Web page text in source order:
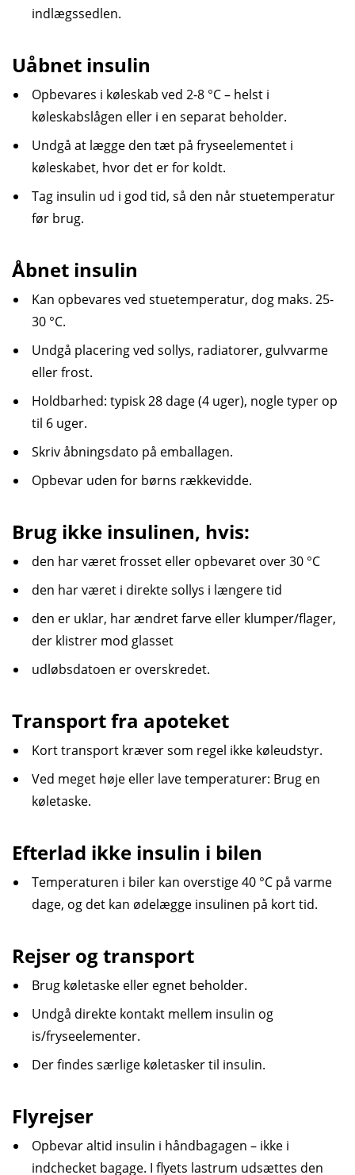
indlægssedlen.
Uåbnet insulin
Opbevares i køleskab ved 2-8 °C – helst i
køleskabslågen eller i en separat beholder.
Undgå at lægge den tæt på fryseelementet i
køleskabet, hvor det er for koldt.
Tag insulin ud i god tid, så den når stuetemperatur
før brug.
Åbnet insulin
Kan opbevares ved stuetemperatur, dog maks. 25-
30 °C.
Undgå placering ved sollys, radiatorer, gulvvarme
eller frost.
Holdbarhed: typisk 28 dage (4 uger), nogle typer op
til 6 uger.
Skriv åbningsdato på emballagen.
Opbevar uden for børns rækkevidde.
Brug ikke insulinen, hvis:
den har været frosset eller opbevaret over 30 °C
den har været i direkte sollys i længere tid
den er uklar, har ændret farve eller klumper/flager,
der klistrer mod glasset
udløbsdatoen er overskredet.
Transport fra apoteket
Kort transport kræver som regel ikke køleudstyr.
Ved meget høje eller lave temperaturer: Brug en
køletaske.
Efterlad ikke insulin i bilen
Temperaturen i biler kan overstige 40 °C på varme
dage, og det kan ødelægge insulinen på kort tid.
Rejser og transport
Brug køletaske eller egnet beholder.
Undgå direkte kontakt mellem insulin og
is/fryseelementer.
Der findes særlige køletasker til insulin.
Flyrejser
Opbevar altid insulin i håndbagagen – ikke i
indchecket bagage. I flyets lastrum udsættes den